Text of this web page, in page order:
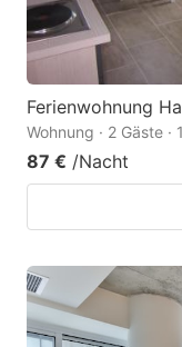
Ferienwohnung
Wohnung · 2 Gäste
87 € /Nacht